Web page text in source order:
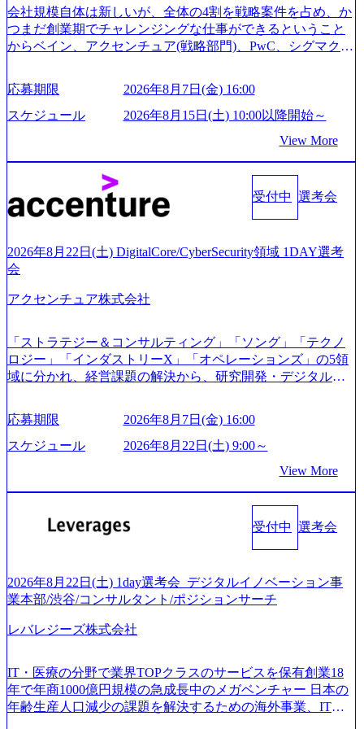
合、後日面接や面談のお時間をいただく場合がございます
● 面接、条件面談それぞれ最大1時間を想定しております ・
実施前日までに日程およびURLを共有させていただきます
・面接および条件面談ともに、どの時間開始となってもご
ますと幸いです ※1day選考会のご参加希望の方は、事前に
GAB試験を受検いただきます(受験期限は1day選考会実施日
の3日前まで)。 ※ただし、30代以上のコンサルファーム経
験3年以上の方はGAB受検免除、書類選考のみ。 書類選考
通過後に、GAB試験に合格している方へ1day選考会当日の
ご案内をさせていただきます。 急速なグローバル化により
既存事業では成長戦略を描く事が困難になった大手企業を
サポートするため、新規事業立案や既存事業のトランスフ
たします。 (1)既存または新規大手事業会社から依頼された
「経営戦略」等のコンサルティング支援を行います。クラ
イアントは各業界上位5社をターゲットとし、特にCXOクラ
スから「新規事業戦略」「既存事業のトランスフォーメー
略」案件をメインとしたコンサルティングを行います ＜プ
ロジェクト一部抜粋＞ ・海外事業(新規・既存)事業のビジ
ネスモデル検討支援 ・金融領域におけるAIを活用した事業
ィ領域における地域活性アプリ企画支援及び実行支援 ・ロ
業支援 ※その他新規事業や既存デジタルトランスフォーメ
ーションの案件が多数 ● コンサルタント プロジェクトにお
プロジェクトにおける課題/リスク管理などを担当。 ● シニ
アコンサルタント プロジェクトメンバーとしてプロジェク
トの一領域を担う。主な作業としては、As-Is分析、仮説構
ィスカッションペ ーパーの作成などを担当。 ● 裁量権 弊社
は2019年11月に設立され、成長期といわれるフェーズにあ
ります。 事業・組織を拡大していく時期のため、メンバー
や組織がスケールしていく過程を体感できます。 また、希
参加できる環境です。 自ら案件を取り、プロジェクト体制
を作っていくことも可能です。 ● 事業会社機能にも携われ
る 弊社にはコンサルティング事業以外にもSaaSプロダク
会社規模自体は新しいが、全体の4割を戦略案件を占め、か
つまだ創業期でチャレンジングな仕事ができるということ
からベイン、アクセンチュア(戦略部門)、PwC、シグマクシ
が続々ジョインするピュアな戦略を伸ばす新興ファーム。
事業会社機能へ携われる可能性※SaaSプロダクト、地方創
生、メディアなど リモート比率99%、福岡や北海道在中者
業、通信業界に強みがあり、ヘルスケアな業界は広げてい
く予定 インセンティブ支給という他社にはない制度 ワンプ
ール制を敷く、柔軟な組織 2026年8月15日(土) 10:00以降開
始～ 2026年8月7日(金) 16:00 ※枠が限られておりますので、
ご応募いただいてもご対応できない可能性がございます ※
ご応募者様については、1dayではなく通常選考でのご案内
とさせていただきます ● 面接(1次・最終を一度の面接で実
てご連絡させていただきます。 ● 一日で最終面接まで完了
日面接や面談のお時間をいただく場合がございます ● 面
接、条件面談それぞれ最大1時間を想定しております ・実施
前日までに日程およびURLを共有させていただきます ・面
接および条件面談ともに、どの時間開始となってもご対応
と幸いです ※1day選考会のご参加希望の方は、事前にGAB
試験を受検いただきます(受験期限は1day選考会実施日の3日
前まで)。 ※ただし、30代以上のコンサルファーム経験3年
以上の方はGAB受検免除、書類選考のみ。 書類選考通過後
に、GAB試験に合格している方へ1day選考会当日のご案内
をさせていただきます。 急速なグローバル化により既存事
業では成長戦略を描く事が困難になった大手企業をサポー
す。 (1)既存または新規大手事業会社から依頼された「経営
戦略」等のコンサルティング支援を行います。クライアン
トは各業界上位5社をターゲットとし、特にCXOクラスから
「新規事業戦略」「既存事業のトランスフォーメーショ
案件をメインとしたコンサルティングを行います ＜プロジ
ェクト一部抜粋＞ ・海外事業(新規・既存)事業のビジネス
モデル検討支援 ・金融領域におけるAIを活用した事業戦略
応募期限
2026年8月7日(金) 16:00
スケジュール
2026年8月15日(土) 10:00以降開始～
View More
受付中 選考会
2026年8月22日(土) DigitalCore/CyberSecurity領域 1DAY選考
会
アクセンチュア株式会社
「ストラテジー＆コンサルティング」「ソング」「テクノ
ロジー」「インダストリーX」「オペレーションズ」の5領
域に分かれ、経営課題の解決から、研究開発・デジタル・
グ領域からその実行的側面であるITサービスの提供まで一
貫して支援する総合系・IT系ファームである あらゆる産業
において非常に良質な顧客基盤を築いており、Fortune Globa
手掛けたプロジェクトは「ファーストリテイリングにおけ
るグローバル化」「資生堂グループのDX化支援」「ヴィヴ
ンサルティング活動のみならず、2021年にはKDDIと合弁会
社「ARISE analytics」を設立し、人工知能とデータアナリテ
ジタル人材育成の支援も盛んに行う 採用資料 (https://www.ac
centure.com/content/dam/accenture/final/accenture-com/document-
いて (https://www.accenture.com/content/dam/accenture/final/caree
のキャリアブログ (https://www.accenture.com/jp-ja/blogs/japan-
careers-blog) 江川社長が語る「105点経営」 (https://business.ni
kkei.com/atcl/gen/19/00604/021600008/) 規模拡大で成功する理
由【コンサル業界俯瞰マップ】 (https://diamond.jp/articles/-/34
応募期限
2026年8月7日(金) 16:00
スケジュール
2026年8月22日(土) 9:00～
View More
受付中 選考会
2026年8月22日(土) 1day選考会_デジタルイノベーション事
業本部/渋谷/コンサルタント/ポジションサーチ
レバレジーズ株式会社
IT・医療の分野で業界TOPクラスのサービスを保有創業18
年で年商1000億円規模の急成長中のメガベンチャー 日本の
年齢生産人口減少の課題を解決するための海外事業、IT事